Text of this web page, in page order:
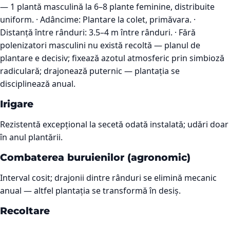
— 1 plantă masculină la 6–8 plante feminine, distribuite
uniform. · Adâncime: Plantare la colet, primăvara. ·
Distanță între rânduri: 3.5–4 m între rânduri. · Fără
polenizatori masculini nu există recoltă — planul de
plantare e decisiv; fixează azotul atmosferic prin simbioză
radiculară; drajonează puternic — plantația se
disciplinează anual.
Irigare
Rezistentă excepțional la secetă odată instalată; udări doar
în anul plantării.
Combaterea buruienilor (agronomic)
Interval cosit; drajonii dintre rânduri se elimină mecanic
anual — altfel plantația se transformă în desiș.
Recoltare